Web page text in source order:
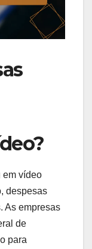
em vídeo
despesas
As empresas
de
para